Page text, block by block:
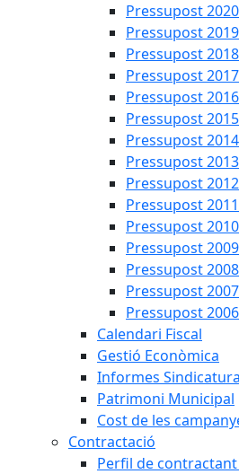
Pressupost 2020
Pressupost 2019
Pressupost 2018
Pressupost 2017
Pressupost 2016
Pressupost 2015
Pressupost 2014
Pressupost 2013
Pressupost 2012
Pressupost 2011
Pressupost 2010
Pressupost 2009
Pressupost 2008
Pressupost 2007
Pressupost 2006
Calendari Fiscal
Gestió Econòmica
Informes
Patrimoni Municipal
Cost de les
Contractació
Perfil de